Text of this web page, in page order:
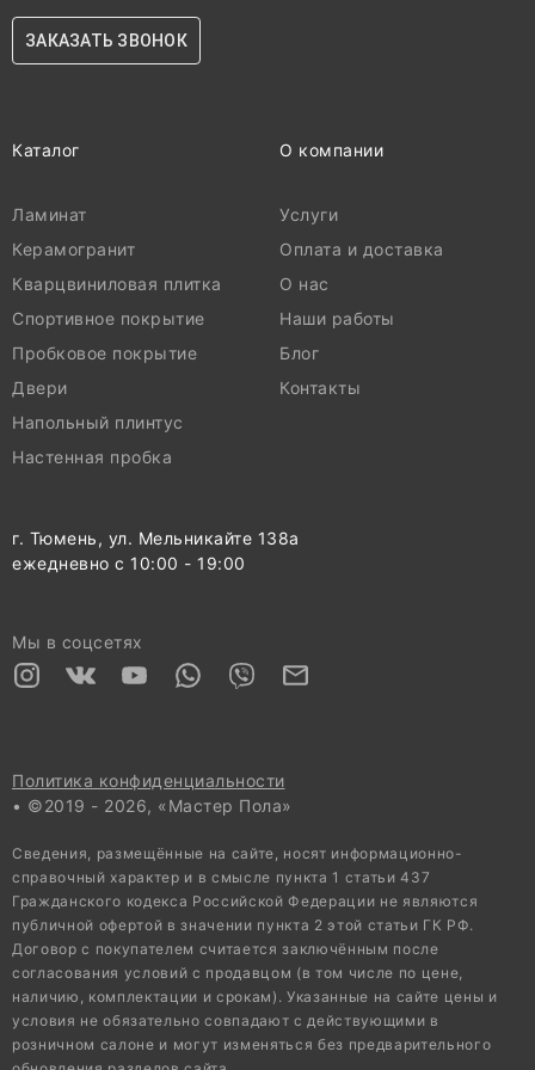
ЗАКАЗАТЬ ЗВОНОК
Каталог
Ламинат
Керамогранит
Кварцвиниловая плитка
Спортивное покрытие
Пробковое покрытие
Двери
Напольный плинтус
Настенная пробка
О компании
Услуги
Оплата и доставка
О нас
Наши работы
Блог
Контакты
г. Тюмень, ул. Мельникайте 138а
ежедневно с 10:00 - 19:00
Мы в соцсетях
Политика конфиденциальности
• ©2019 - 2026, «Мастер Пола»
Сведения, размещённые на сайте, носят информационно-
справочный характер и в смысле пункта 1 статьи 437
Гражданского кодекса Российской Федерации не являются
публичной офертой в значении пункта 2 этой статьи ГК РФ.
Договор с покупателем считается заключённым после
согласования условий с продавцом (в том числе по цене,
наличию, комплектации и срокам). Указанные на сайте цены и
условия не обязательно совпадают с действующими в
розничном салоне и могут изменяться без предварительного